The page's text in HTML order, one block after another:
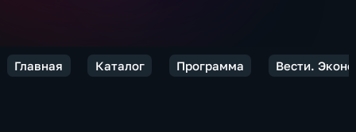
Главная Каталог Программа Вести.